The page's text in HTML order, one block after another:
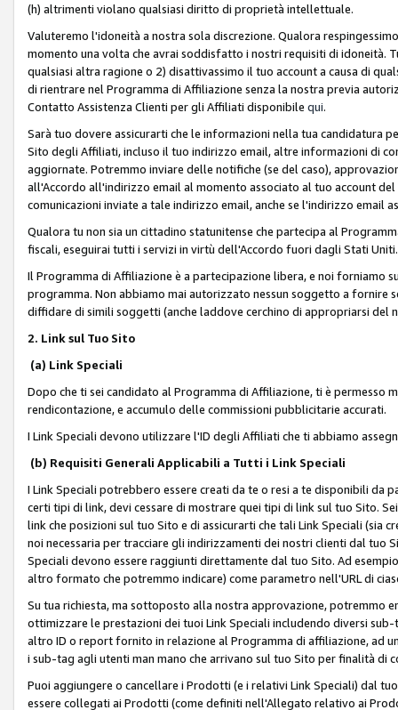
(h) altrimenti violano qualsiasi diritto di proprietà intellettuale.
Valuteremo l'idoneità a nostra sola discrezione. Qualora
momento una volta che avrai soddisfatto i nostri requisiti di idoneità.
qualsiasi altra ragione o 2) disattivassimo il tuo account a causa di
di rientrare nel Programma di Affiliazione senza la nostra previa
Contatto Assistenza Clienti per gli Affiliati disponibile qui.
Sarà tuo dovere assicurarti che le informazioni nella tua candidatura
Sito degli Affiliati, incluso il tuo indirizzo email, altre informazioni di
aggiornate. Potremmo inviare delle notifiche (se del caso),
all'Accordo all'indirizzo email al momento associato al tuo account
comunicazioni inviate a tale indirizzo email, anche se l'indirizzo email
Qualora tu non sia un cittadino statunitense che partecipa al
fiscali, eseguirai tutti i servizi in virtù dell'Accordo fuori dagli Stati
Il Programma di Affiliazione è a partecipazione libera, e noi forniamo
programma. Non abbiamo mai autorizzato nessun soggetto a fornire
diffidare di simili soggetti (anche laddove cerchino di appropriarsi
2. Link sul Tuo Sito
(a) Link Speciali
Dopo che ti sei candidato al Programma di Affiliazione, ti è permesso
rendicontazione, e accumulo delle commissioni pubblicitarie accurati.
I Link Speciali devono utilizzare l'ID degli Affiliati che ti abbiamo
(b) Requisiti Generali Applicabili a Tutti i Link Speciali
I Link Speciali potrebbero essere creati da te o resi a te disponibili
certi tipi di link, devi cessare di mostrare quei tipi di link sul tuo Sito.
link che posizioni sul tuo Sito e di assicurarti che tali Link Speciali
noi necessaria per tracciare gli indirizzamenti dei nostri clienti dal tuo
Speciali devono essere raggiunti direttamente dal tuo Sito. Ad
altro formato che potremmo indicare) come parametro nell'URL di
Su tua richiesta, ma sottoposto alla nostra approvazione,
ottimizzare le prestazioni dei tuoi Link Speciali includendo diversi sub-
altro ID o report fornito in relazione al Programma di affiliazione, ad
i sub-tag agli utenti man mano che arrivano sul tuo Sito per finalità
Puoi aggiungere o cancellare i Prodotti (e i relativi Link Speciali) dal
essere collegati ai Prodotti (come definiti nell'Allegato relativo ai